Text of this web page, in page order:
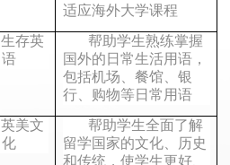
适应海外大学课程
生存英
语
帮助学生熟练掌握
国外的日常生活用语，
包括机场、餐馆、银
行、购物等日常用语
英美文
化
帮助学生全面了解
留学国家的文化、历史
和传统，使学生更好、